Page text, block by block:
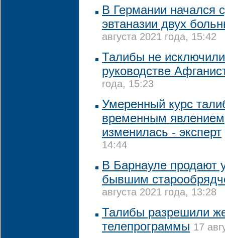
В Германии начался
эвтаназии двух
августа 2021 года, 15:42
Талибы не
руководстве
года, 15:23
Умеренный курс
временным
изменилась - эксперт
14:44
В Барнауле продают
бывшим
августа 2021 года, 13:28
Талибы разрешили
телепрограммы 17